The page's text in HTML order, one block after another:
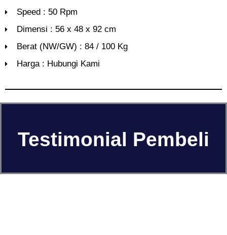
Speed : 50 Rpm
Dimensi : 56 x 48 x 92 cm
Berat (NW/GW) : 84 / 100 Kg
Harga : Hubungi Kami
Testimonial Pembeli